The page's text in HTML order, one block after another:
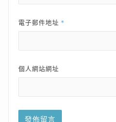
電子郵件地址 *
個人網站網址